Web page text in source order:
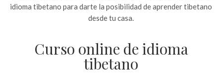
idioma tibetano para darte la posibilidad de aprender tibetano
desde tu casa.
Curso online de idioma
tibetano